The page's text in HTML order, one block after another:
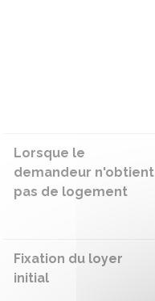
Lorsque le
demandeur n'obtient
pas de logement
Fixation du loyer
initial